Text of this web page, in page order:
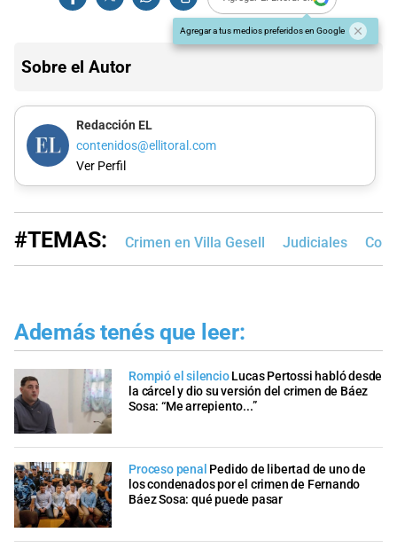
Agregar a tus medios preferidos en Google
Sobre el Autor
Redacción EL
contenidos@ellitoral.com
Ver Perfil
#TEMAS: Crimen en Villa Gesell Judiciales
Además tenés que leer:
Rompió el silencio Lucas Pertossi habló desde
la cárcel y dio su versión del crimen de Báez
Sosa: “Me arrepiento...”
Proceso penal Pedido de libertad de uno de
los condenados por el crimen de Fernando
Báez Sosa: qué puede pasar